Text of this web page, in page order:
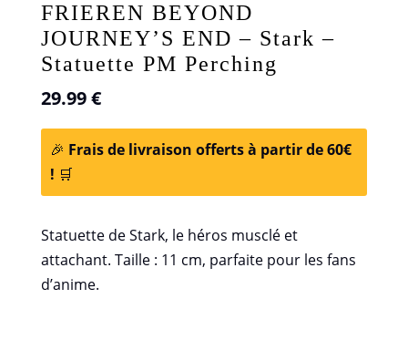
FRIEREN BEYOND
JOURNEY’S END – Stark –
Statuette PM Perching
29.99€
🎉 Frais de livraison offerts à partir de 60€
! 🛒
Statuette de Stark, le héros musclé et
attachant. Taille : 11 cm, parfaite pour les fans
d’anime.